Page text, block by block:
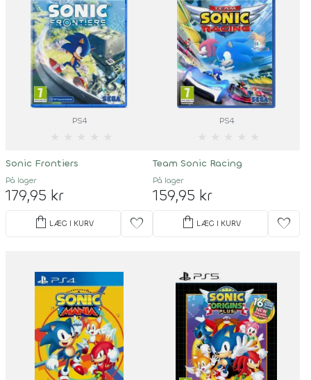
PS4
Sonic Frontiers
På lager
179,95 kr
shopping_bag LÆG I KURV favorite
PS4
Team Sonic Racing
På lager
159,95 kr
shopping_bag LÆG I KURV favorite